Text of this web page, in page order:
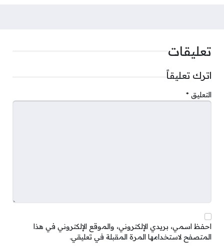
تعليقات
اترك تعليقاً
التعليق *
احفظ اسمي، بريدي الإلكتروني، والموقع الإلكتروني في هذا
المتصفح لاستخدامها المرة المقبلة في تعليقي.